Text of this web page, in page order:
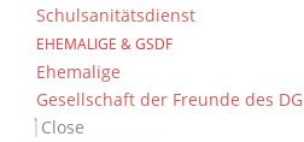
Schulsanitätsdienst
EHEMALIGE & GSDF
Ehemalige
Gesellschaft der Freunde des DG
Close